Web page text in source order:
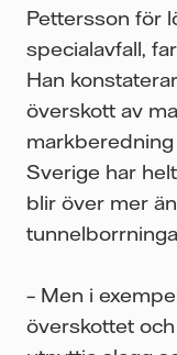
Pettersson för
specialavfall,
Han
överskott av
Sverige har
blir över mer
– Men i
överskottet